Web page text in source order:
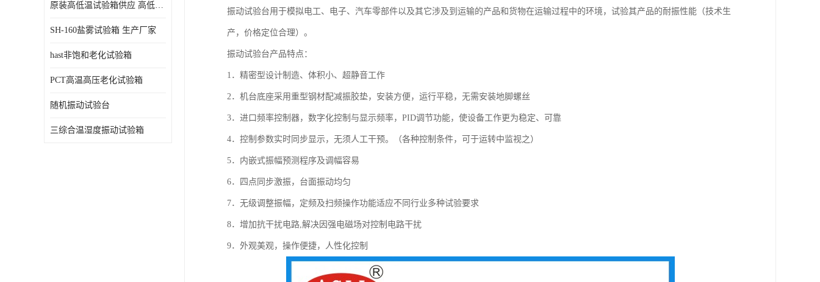
原装高低温试验箱供应 高低温交变湿热试验箱
SH-160盐雾试验箱 生产厂家
hast非饱和老化试验箱
PCT高温高压老化试验箱
随机振动试验台
三综合温湿度振动试验箱
振动试验台用于模拟电工、电子、汽车零部件以及其它涉及到运输的产品和货物在运输过程中的环境，试验其产品的耐振性能（技术生
产，价格定位合理）。
振动试验台产品特点：
1．精密型设计制造、体积小、超静音工作
2．机台底座采用重型钢材配减振胶垫，安装方便，运行平稳，无需安装地脚螺丝
3．进口频率控制器，数字化控制与显示频率，PID调节功能，使设备工作更为稳定、可靠
4．控制参数实时同步显示，无须人工干预。（各种控制条件，可于运转中监视之）
5．内嵌式振幅预测程序及调幅容易
6．四点同步激振，台面振动均匀
7．无级调整振幅，定频及扫频操作功能适应不同行业多种试验要求
8．增加抗干扰电路,解决因强电磁场对控制电路干扰
9．外观美观，操作便捷，人性化控制